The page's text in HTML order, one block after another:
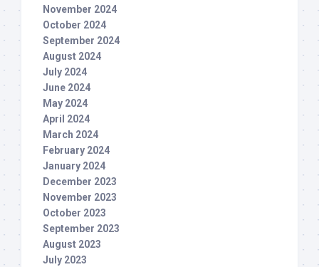
November 2024
October 2024
September 2024
August 2024
July 2024
June 2024
May 2024
April 2024
March 2024
February 2024
January 2024
December 2023
November 2023
October 2023
September 2023
August 2023
July 2023